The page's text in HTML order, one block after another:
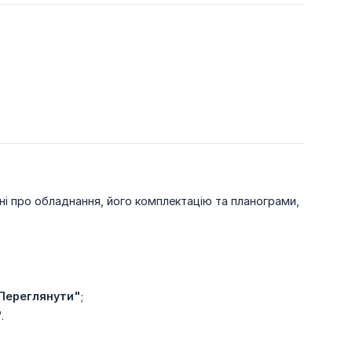
про обладнання, його комплектацію та планограми,
;
.